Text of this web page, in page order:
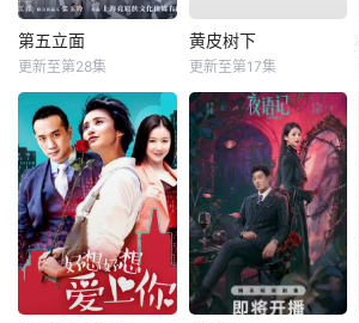
第五立面
更新至第28集
黄皮树下
更新至第17集